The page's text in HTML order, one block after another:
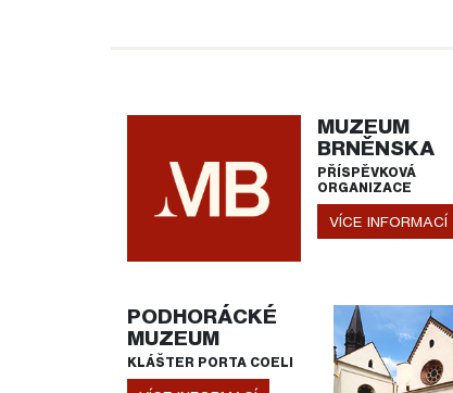
MUZEUM
BRNĚNSKA
PŘÍSPĚVKOVÁ
ORGANIZACE
VÍCE INFORMACÍ
PODHORÁCKÉ
MUZEUM
KLÁŠTER PORTA COELI